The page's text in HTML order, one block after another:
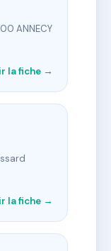
ANNECY
la fiche →
la fiche →